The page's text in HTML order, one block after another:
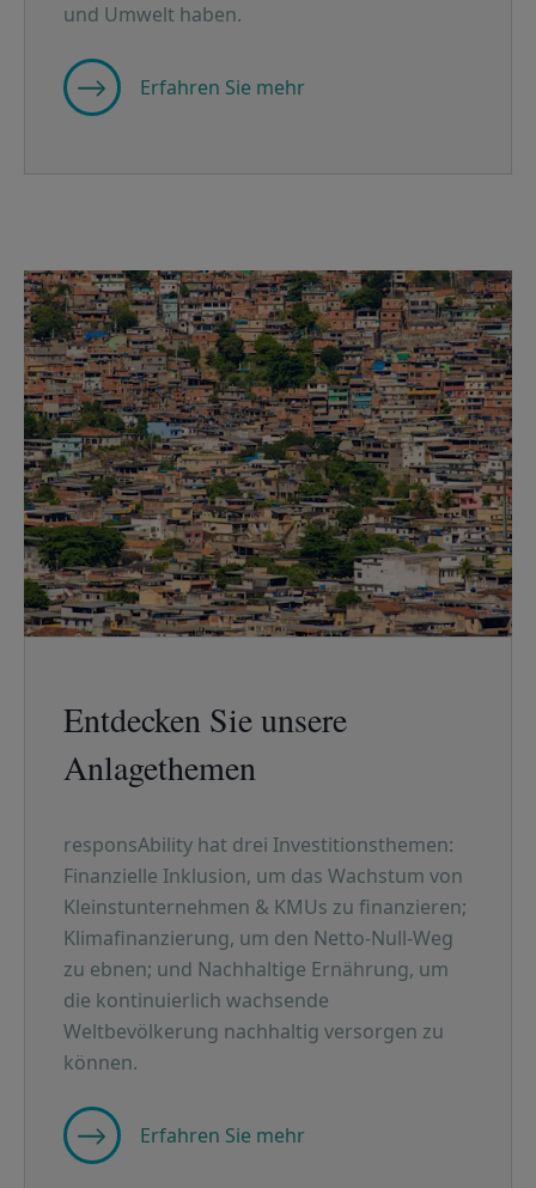
und Umwelt haben.
Erfahren Sie mehr
Entdecken Sie unsere
Anlagethemen
responsAbility hat drei Investitionsthemen:
Finanzielle Inklusion, um das Wachstum von
Kleinstunternehmen & KMUs zu finanzieren;
Klimafinanzierung, um den Netto-Null-Weg
zu ebnen; und Nachhaltige Ernährung, um
die kontinuierlich wachsende
Weltbevölkerung nachhaltig versorgen zu
können.
Erfahren Sie mehr